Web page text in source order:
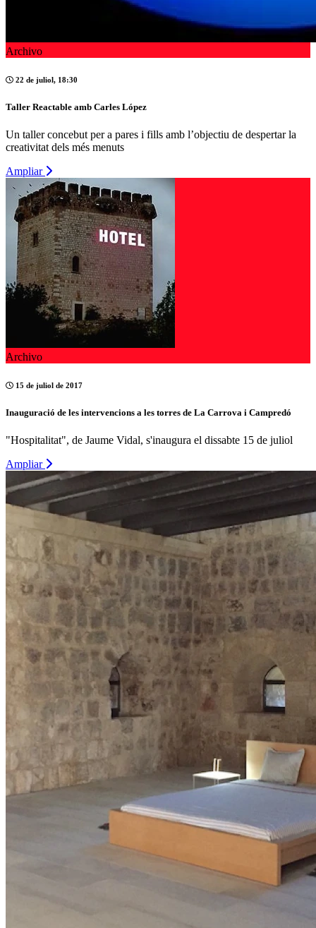
Archivo
22 de juliol, 18:30
Taller Reactable amb Carles López
Un taller concebut per a pares i fills amb l’objectiu de despertar la
creativitat dels més menuts
Ampliar
Archivo
15 de juliol de 2017
Inauguració de les intervencions a les torres de La Carrova i Campredó
"Hospitalitat", de Jaume Vidal, s'inaugura el dissabte 15 de juliol
Ampliar